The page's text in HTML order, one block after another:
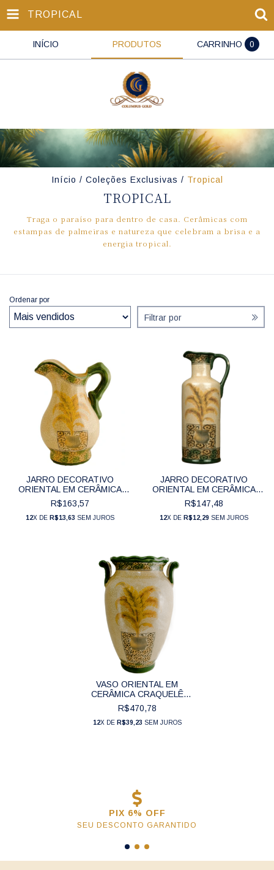
TROPICAL
INÍCIO PRODUTOS CARRINHO 0
Início / Coleções Exclusivas / Tropical
TROPICAL
Traga o paraíso para dentro de casa. Cerâmicas com
estampas de palmeiras e natureza que celebram a brisa e a
energia tropical.
Ordenar por
Filtrar por
JARRO DECORATIVO
ORIENTAL EM CERÂMICA
CRAQUELÊ COLEÇÃO
TROPICAL (32 CM) - CJ0160
R$163,57
12X DE R$13,63 SEM JUROS
JARRO DECORATIVO
ORIENTAL EM CERÂMICA
CRAQUELÊ COLEÇÃO
TROPICAL (34 CM) - CJ0157
R$147,48
12X DE R$12,29 SEM JUROS
VASO ORIENTAL EM
CERÂMICA CRAQUELÊ
FOLHAGENS COLEÇÃO
TROPICAL (52 CM) - CJ0158
R$470,78
12X DE R$39,23 SEM JUROS
PIX 6% OFF
SEU DESCONTO GARANTIDO